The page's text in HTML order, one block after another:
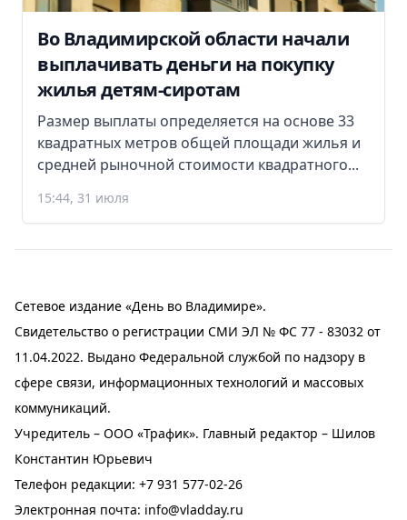
Во Владимирской области начали
выплачивать деньги на покупку
жилья детям-сиротам
Размер выплаты определяется на основе 33
квадратных метров общей площади жилья и
средней рыночной стоимости квадратного...
15:44, 31 июля
Сетевое издание «День во Владимире».
Свидетельство о регистрации СМИ ЭЛ № ФС 77 - 83032 от
11.04.2022. Выдано Федеральной службой по надзору в
сфере связи, информационных технологий и массовых
коммуникаций.
Учредитель – ООО «Трафик». Главный редактор – Шилов
Константин Юрьевич
Телефон редакции: +7 931 577-02-26
Электронная почта: info@vladday.ru